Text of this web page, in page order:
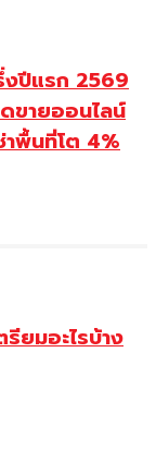
งปีแรก 2569
ขายออนไลน์
าพื้นที่โต 4%
ยมอะไรบ้าง